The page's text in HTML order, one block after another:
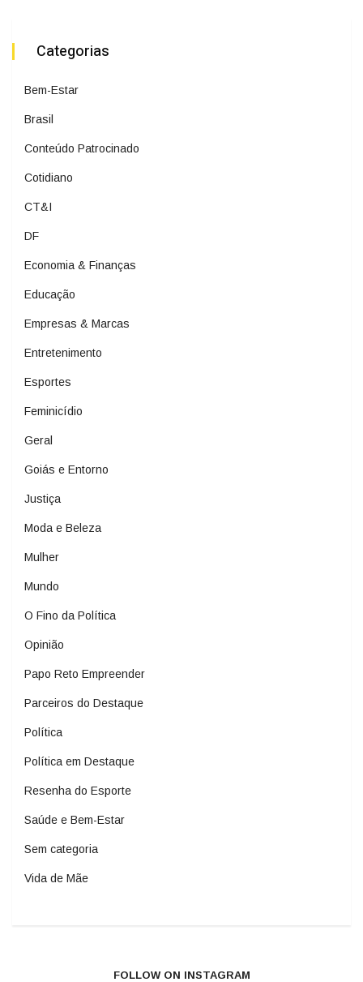
Categorias
Bem-Estar
Brasil
Conteúdo Patrocinado
Cotidiano
CT&I
DF
Economia & Finanças
Educação
Empresas & Marcas
Entretenimento
Esportes
Feminicídio
Geral
Goiás e Entorno
Justiça
Moda e Beleza
Mulher
Mundo
O Fino da Política
Opinião
Papo Reto Empreender
Parceiros do Destaque
Política
Política em Destaque
Resenha do Esporte
Saúde e Bem-Estar
Sem categoria
Vida de Mãe
FOLLOW ON INSTAGRAM